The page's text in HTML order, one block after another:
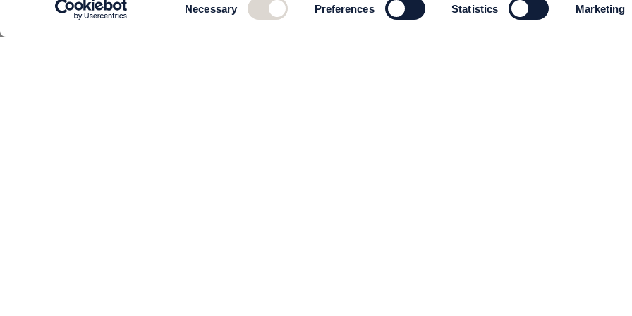
Selection
Necessary Preferences Statistics Marketing